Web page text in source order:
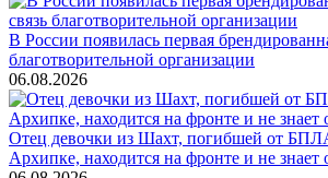
В России появилась первая
благотворительной организации
06.08.2026
Отец девочки из Шахт, погибшей от
Архипке, находится на фронте и не знает